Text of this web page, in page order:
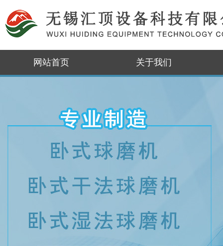
网站首页 关于我们